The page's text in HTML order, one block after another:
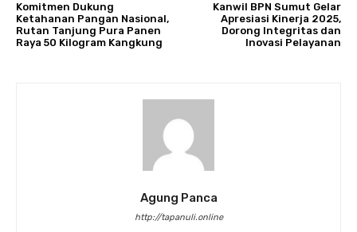
Komitmen Dukung
Ketahanan Pangan Nasional,
Rutan Tanjung Pura Panen
Raya 50 Kilogram Kangkung
Kanwil BPN Sumut Gelar
Apresiasi Kinerja 2025,
Dorong Integritas dan
Inovasi Pelayanan
Agung Panca
http://tapanuli.online